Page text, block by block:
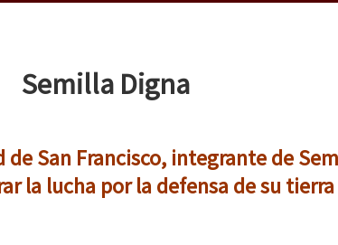
a Humanidade”
Semilla Digna
San Francisco, integrante de
la lucha por la defensa de su